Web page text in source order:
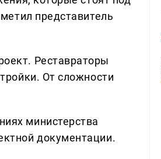
представитель
Реставраторы
От сложности
министерства
документации.